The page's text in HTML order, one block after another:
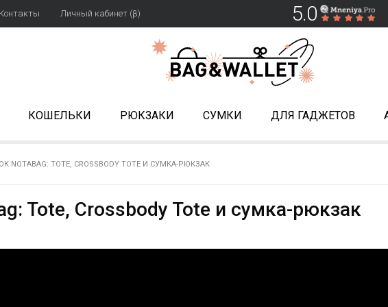
Контакты Личный кабинет (β) 5.0
КОШЕЛЬКИ РЮКЗАКИ СУМКИ ДЛЯ ГАДЖЕТОВ
NOTABAG: TOTE, CROSSBODY TOTE И СУМКА-РЮКЗАК
Tote, Crossbody Tote и сумка-рюкзак